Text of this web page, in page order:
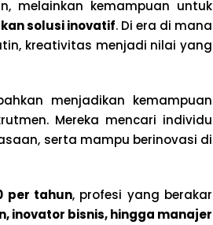
melainkan kemampuan untuk
solusi inovatif. Di era di mana
kreativitas menjadi nilai yang
menjadikan kemampuan
Mereka mencari individu
serta mampu berinovasi di
per tahun, profesi yang berakar
inovator bisnis, hingga manajer